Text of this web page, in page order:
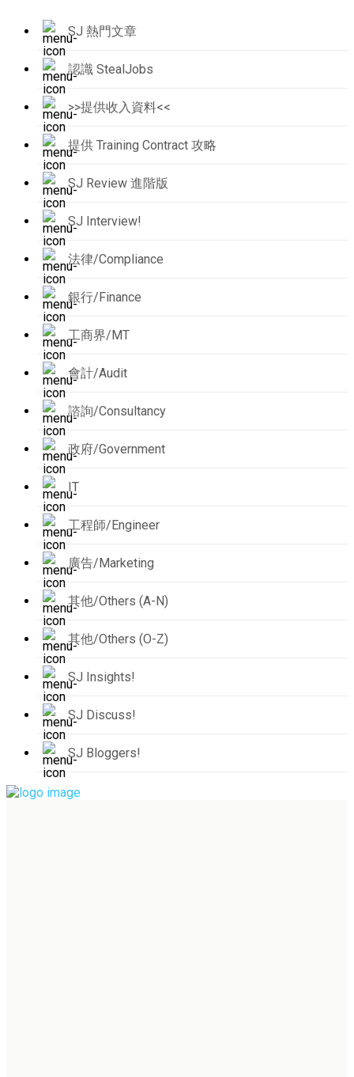
SJ 熱門文章
認識 StealJobs
>>提供收入資料<<
提供 Training Contract 攻略
SJ Review 進階版
SJ Interview!
法律/Compliance
銀行/Finance
工商界/MT
會計/Audit
諮詢/Consultancy
政府/Government
IT
工程師/Engineer
廣告/Marketing
其他/Others (A-N)
其他/Others (O-Z)
SJ Insights!
SJ Discuss!
SJ Bloggers!